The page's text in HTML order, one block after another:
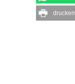
drucken